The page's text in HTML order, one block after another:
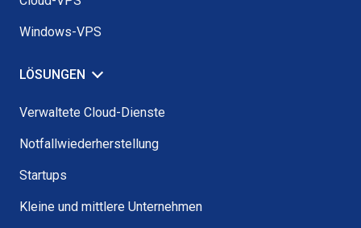
Windows-VPS
LÖSUNGEN
Verwaltete Cloud-Dienste
Notfallwiederherstellung
Startups
Kleine und mittlere Unternehmen